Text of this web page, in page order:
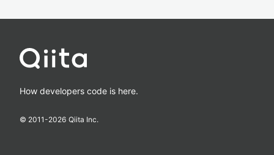
How developers code is here.
© 2011-2026 Qiita Inc.